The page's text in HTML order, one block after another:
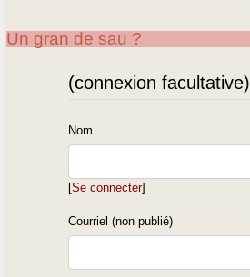
Un gran de sau ?
(connexion facultative)
Nom
[Se connecter]
Courriel (non publié)